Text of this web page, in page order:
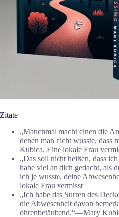
Zitate
„Manchmal macht einen die
denen man nicht wusste, dass
Kubica, Eine lokale Frau
„Das soll nicht heißen, dass
habe viel an dich gedacht, als
ich je wusste, deine
lokale Frau vermisst
„Ich habe das Surren des
die Abwesenheit davon
ohrenbetäubend.“―Mary